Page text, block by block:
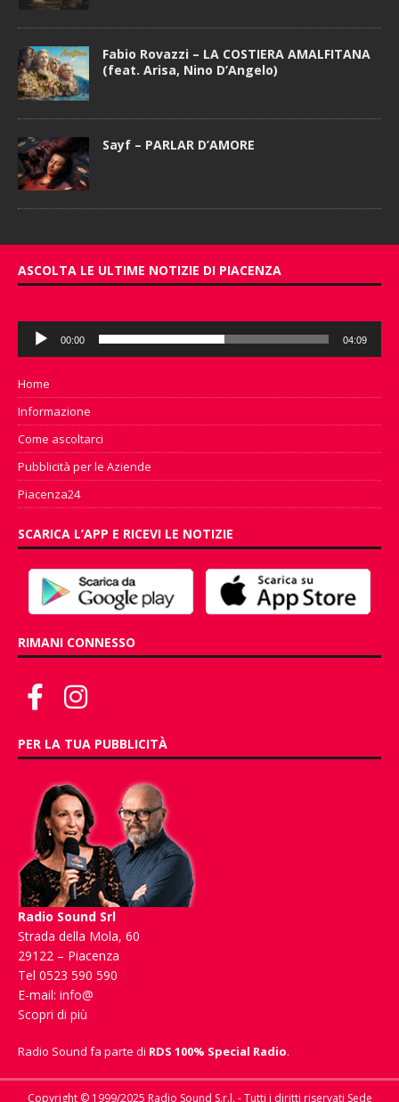
Fabio Rovazzi – LA COSTIERA AMALFITANA
(feat. Arisa, Nino D’Angelo)
Sayf – PARLAR D’AMORE
ASCOLTA LE ULTIME NOTIZIE DI PIACENZA
Audio
Player
00:00 04:09
Home
Informazione
Come ascoltarci
Pubblicità per le Aziende
Piacenza24
SCARICA L’APP E RICEVI LE NOTIZIE
RIMANI CONNESSO
PER LA TUA PUBBLICITÀ
Radio Sound Srl
Strada della Mola, 60
29122 – Piacenza
Tel 0523 590 590
E-mail: info@
Scopri di più
Radio Sound fa parte di RDS 100% Special Radio.
Copyright © 1999/2025 Radio Sound S.r.l. - Tutti i diritti riservati Sede